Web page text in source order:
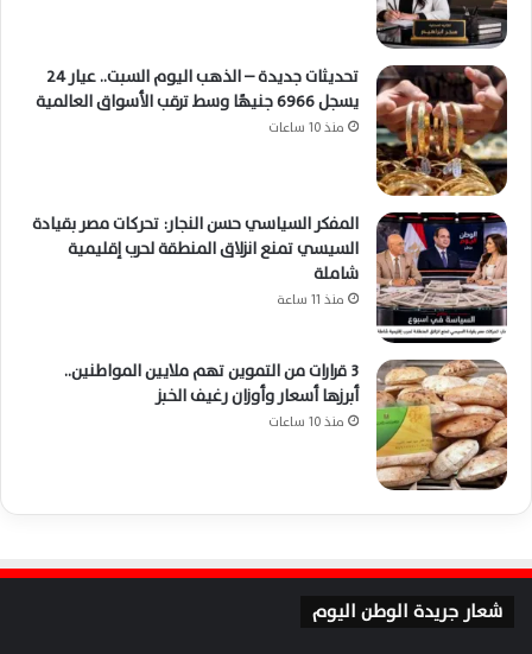
تحديثات جديدة – الذهب اليوم السبت.. عيار 24
يسجل 6966 جنيهًا وسط ترقب الأسواق العالمية
منذ 10 ساعات
المفكر السياسي حسن النجار: تحركات مصر بقيادة
السيسي تمنع انزلاق المنطقة لحرب إقليمية
شاملة
منذ 11 ساعة
3 قرارات من التموين تهم ملايين المواطنين..
أبرزها أسعار وأوزان رغيف الخبز
منذ 10 ساعات
شعار جريدة الوطن اليوم